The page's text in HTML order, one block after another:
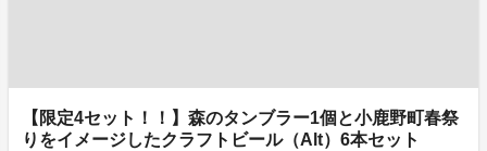
【限定4セット！！】森のタンブラー1個と小鹿野町春祭
りをイメージしたクラフトビール（Alt）6本セット